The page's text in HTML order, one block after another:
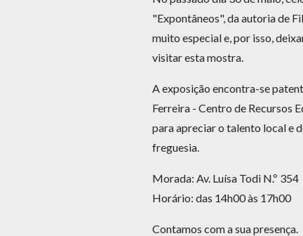
"Expontâneos", da autoria de
muito especial e, por isso,
visitar esta mostra.
A exposição encontra-se
Ferreira - Centro de Recursos
para apreciar o talento local e
freguesia.
Morada: Av. Luísa Todi N.º 354
Horário: das 14h00 às 17h00
Contamos com a sua presença.